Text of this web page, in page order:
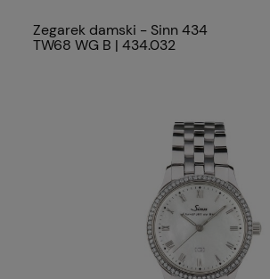
Zegarek damski - Sinn 434
TW68 WG B | 434.032